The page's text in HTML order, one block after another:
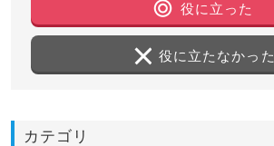
役に立った
役に立たなかった
カテゴリ